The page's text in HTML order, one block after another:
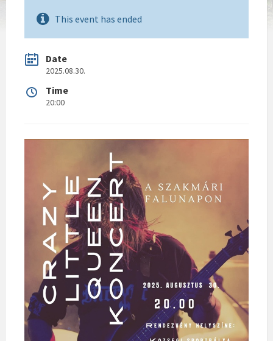
This event has ended
Date
2025.08.30.
Time
20:00